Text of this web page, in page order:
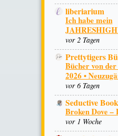
liberiarium
Ich habe mein
vor 2 Tagen
Prettytigers
Bücher von
2026 •
vor 6 Tagen
Seductive
Broken Dove –
vor 1 Woche